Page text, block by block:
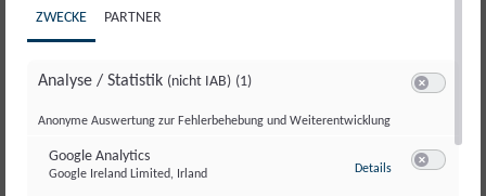
S2/FOLGE 3
ZWECKE PARTNER
Analyse / Statistik (nicht IAB) (1)
Anonyme Auswertung zur Fehlerbehebung und Weiterentwicklung
Google Analytics
Google Ireland Limited, Irland Details zu Google